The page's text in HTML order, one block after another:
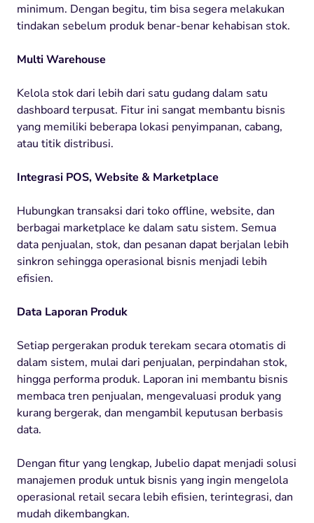
minimum. Dengan begitu, tim bisa segera melakukan
tindakan sebelum produk benar-benar kehabisan stok.
Multi Warehouse
Kelola stok dari lebih dari satu gudang dalam satu
dashboard terpusat. Fitur ini sangat membantu bisnis
yang memiliki beberapa lokasi penyimpanan, cabang,
atau titik distribusi.
Integrasi POS, Website & Marketplace
Hubungkan transaksi dari toko offline, website, dan
berbagai marketplace ke dalam satu sistem. Semua
data penjualan, stok, dan pesanan dapat berjalan lebih
sinkron sehingga operasional bisnis menjadi lebih
efisien.
Data Laporan Produk
Setiap pergerakan produk terekam secara otomatis di
dalam sistem, mulai dari penjualan, perpindahan stok,
hingga performa produk. Laporan ini membantu bisnis
membaca tren penjualan, mengevaluasi produk yang
kurang bergerak, dan mengambil keputusan berbasis
data.
Dengan fitur yang lengkap, Jubelio dapat menjadi solusi
manajemen produk untuk bisnis yang ingin mengelola
operasional retail secara lebih efisien, terintegrasi, dan
mudah dikembangkan.